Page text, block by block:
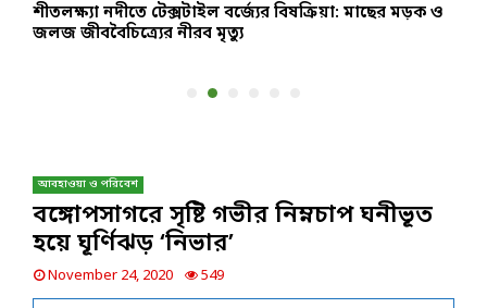
শীতলক্ষ্যা নদীতে টেক্সটাইল বর্জ্যের বিষক্রিয়া: মাছের মড়ক ও
জলজ জীববৈচিত্র্যের নীরব মৃত্যু
আবহাওয়া ও পরিবেশ
বঙ্গোপসাগরে সৃষ্টি গভীর নিম্নচাপ ঘনীভূত
হয়ে ঘূর্ণিঝড় ‘নিভার’
November 24, 2020 549